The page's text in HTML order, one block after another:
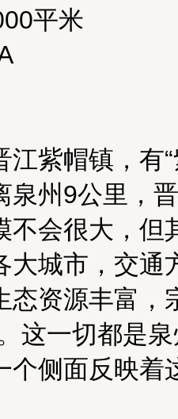
平米
江紫帽镇，有
泉州9公里，
不会很大，
大城市，交通
态资源丰富，
这一切都是
个侧面反映着